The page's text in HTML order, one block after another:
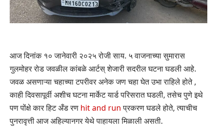
आज दिनांक १० जानेवारी २०२५ रोजी साय. ५ वाजनाच्या सुमारास
गुलमोहर रोड जवळील कांबळे आर्टस् शेजारी सदरील घटना घडली आहे.
जवळ असणाऱ्या चहाच्या टपरीवर अनेक जण चहा घेत उभा राहिले होते ,
काही दिवसापूर्वी अशीच घटना मार्केट यार्ड परिसरात घडली, तसेच पुणे इथे
पण पोंक्षे कार हिट अँड रण hit and runप्रकरण घडले होते, त्याचीच
पुनरावृत्ती आज अहिल्यानगर येथे पाहायला मिळाली असती.